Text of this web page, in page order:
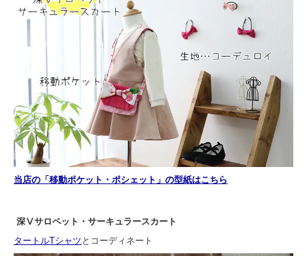
当店の「移動ポケット・ポシェット」の型紙はこちら
深Ⅴサロペット・サーキュラースカート
タートルTシャツ とコーディネート